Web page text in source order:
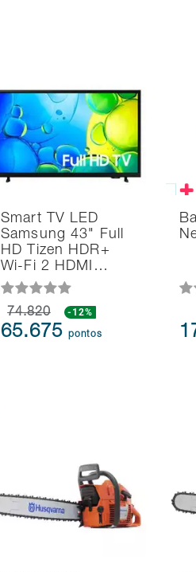
Smart TV LED
Samsung 43" Full
HD Tizen HDR+
Wi-Fi 2 HDMI…
74.820 -12%
65.675pontos